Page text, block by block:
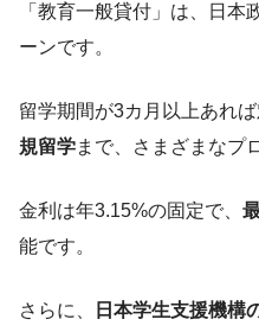
「教育一般貸付」は、日本
ーンです。
留学期間が3カ月以上あれば
規留学まで、さまざまなプ
金利は年3.15%の固定で、
能です。
さらに、
日本学生支援機構